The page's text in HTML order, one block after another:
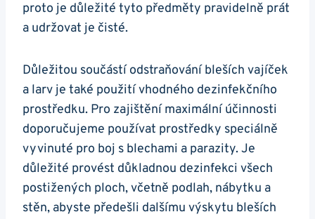
proto je důležité tyto předměty pravidelně prát
a udržovat je čisté.
Důležitou součástí odstraňování bleších vajíček
a larv je také použití vhodného dezinfekčního
prostředku. Pro zajištění maximální účinnosti
doporučujeme používat prostředky speciálně
vyvinuté pro boj s blechami a parazity. Je
důležité provést důkladnou dezinfekci všech
postižených ploch, včetně podlah, nábytku a
stěn, abyste předešli dalšímu výskytu bleších